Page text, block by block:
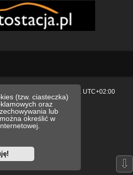
(tzw. ciasteczka)
oraz
lub
określić w
UTC+02:00
Software © phpBB Limited
& v12mike
⇩